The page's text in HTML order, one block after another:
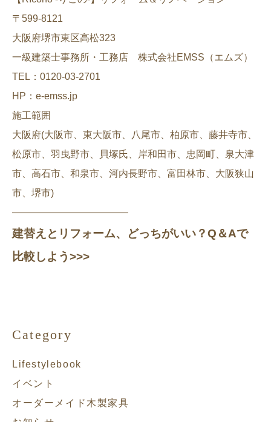
〒599-8121
大阪府堺市東区高松323
一級建築士事務所・工務店 株式会社EMSS（エムズ）
TEL：0120-03-2701
HP：e-emss.jp
施工範囲
大阪府(大阪市、東大阪市、八尾市、柏原市、藤井寺市、
松原市、羽曳野市、貝塚氏、岸和田市、忠岡町、泉大津
市、高石市、和泉市、河内長野市、富田林市、大阪狭山
市、堺市)
————————————
建替えとリフォーム、どっちがいい？Q＆Aで
比較しよう>>>
Category
Lifestylebook
イベント
オーダーメイド木製家具